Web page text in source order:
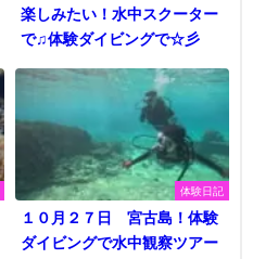
楽しみたい！水中スクーター
で♫体験ダイビングで☆彡
体験日記
１０月２７日 宮古島！体験
ダイビングで水中観察ツアー